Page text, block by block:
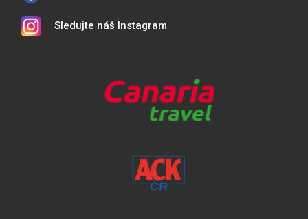
Sledujte náš Instagram